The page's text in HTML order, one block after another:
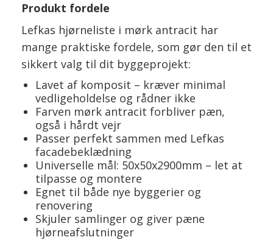
Produkt fordele
Lefkas hjørneliste i mørk antracit har
mange praktiske fordele, som gør den til et
sikkert valg til dit byggeprojekt:
Lavet af komposit – kræver minimal
vedligeholdelse og rådner ikke
Farven mørk antracit forbliver pæn,
også i hårdt vejr
Passer perfekt sammen med Lefkas
facadebeklædning
Universelle mål: 50x50x2900mm – let at
tilpasse og montere
Egnet til både nye byggerier og
renovering
Skjuler samlinger og giver pæne
hjørneafslutninger